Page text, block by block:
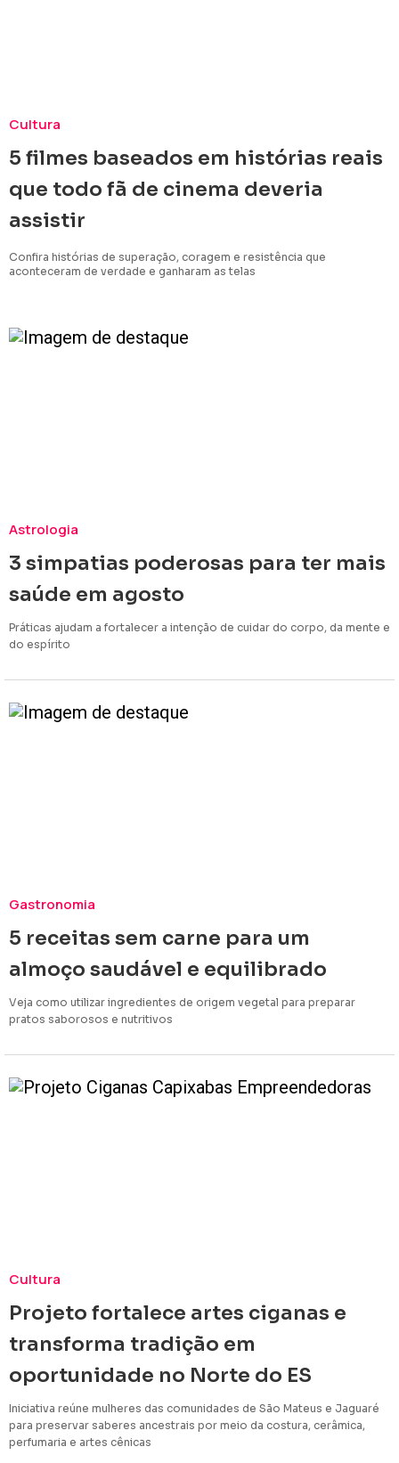
Cultura
5 filmes baseados em histórias reais
que todo fã de cinema deveria
assistir
Confira histórias de superação, coragem e resistência que
aconteceram de verdade e ganharam as telas
Astrologia
3 simpatias poderosas para ter mais
saúde em agosto
Práticas ajudam a fortalecer a intenção de cuidar do corpo, da mente e
do espírito
Gastronomia
5 receitas sem carne para um
almoço saudável e equilibrado
Veja como utilizar ingredientes de origem vegetal para preparar
pratos saborosos e nutritivos
Cultura
Projeto fortalece artes ciganas e
transforma tradição em
oportunidade no Norte do ES
Iniciativa reúne mulheres das comunidades de São Mateus e Jaguaré
para preservar saberes ancestrais por meio da costura, cerâmica,
perfumaria e artes cênicas